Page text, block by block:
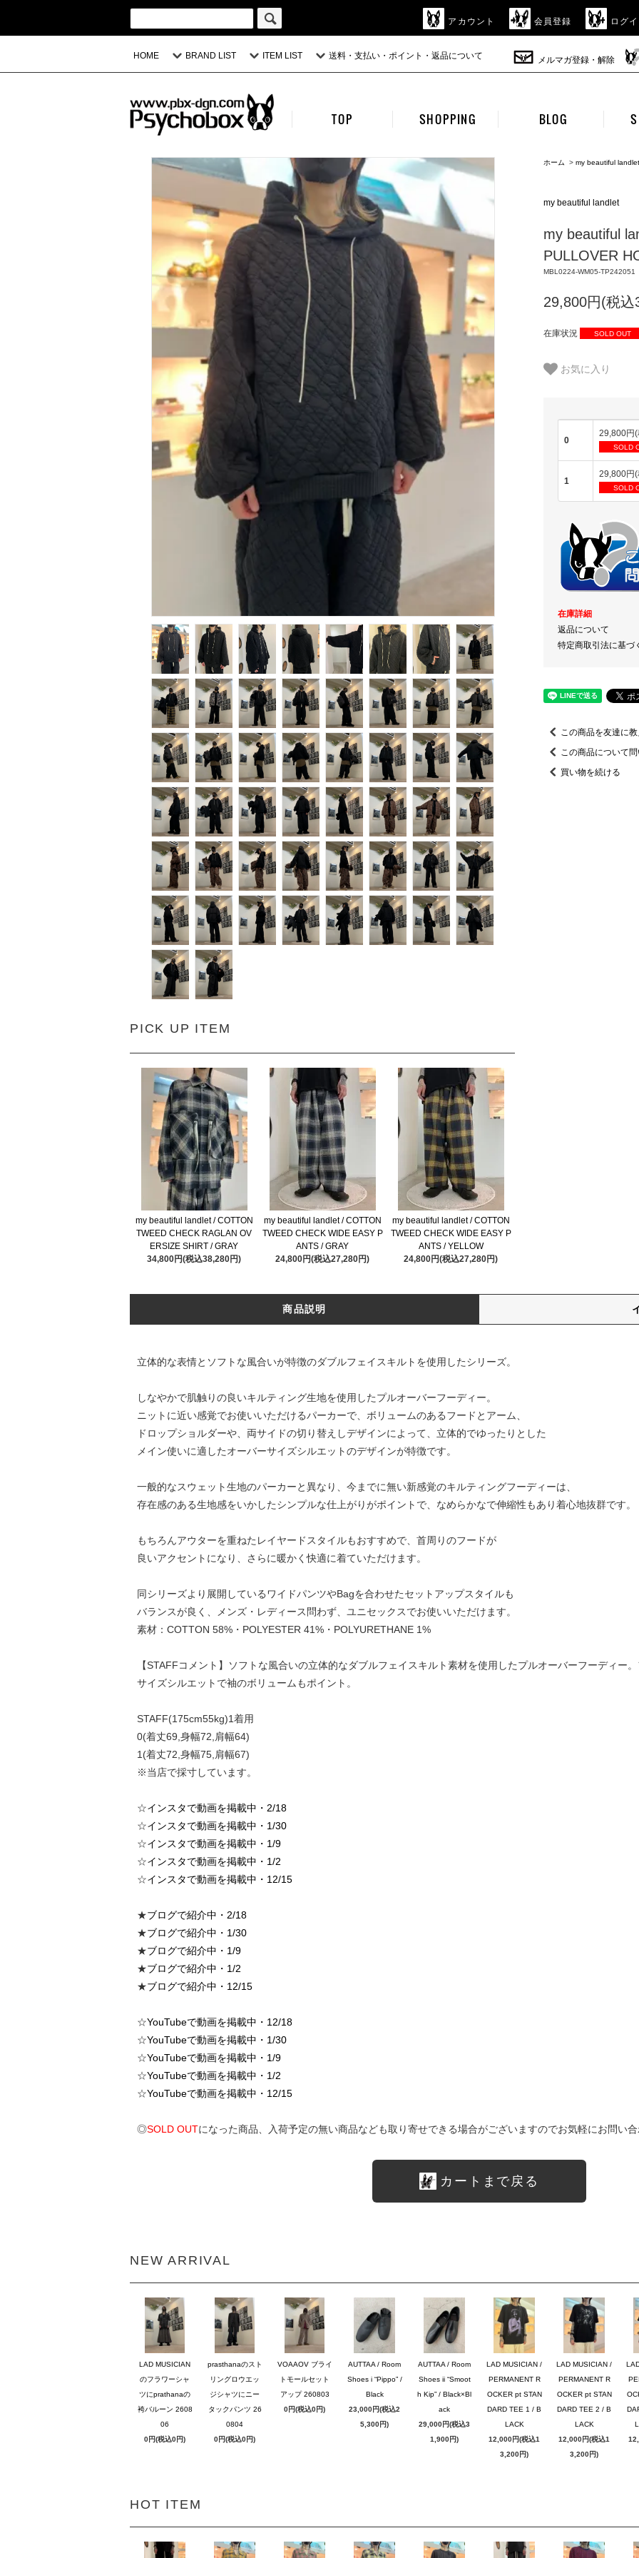
アカウント 会員登録 ログ
HOME BRAND LIST ITEM LIST 送料・支払い・ポイント・返品について メルマガ登録・解除
TOP SHOPPING BLOG
PICK UP ITEM
my beautiful landlet / COTTON
TWEED CHECK RAGLAN OV
ERSIZE SHIRT / GRAY
34,800円(税込38,280円)
my beautiful landlet / COTTON
TWEED CHECK WIDE EASY P
ANTS / GRAY
24,800円(税込27,280円)
my beautiful landlet / COTTON
TWEED CHECK WIDE EASY P
ANTS / YELLOW
24,800円(税込27,280円)
ホーム > my beautiful landlet
my beautiful landlet
my beautiful
PULLOVER
MBL0224-WM05-TP242051
29,800円(税
在庫状況 SOLD OUT
お気に入り
0
29,800円
SOLD
1
29,800円
SOLD
在庫詳細
返品について
特定商取引法に基づ
この商品を友達に
この商品について
買い物を続ける
商品説明
立体的な表情とソフトな風合いが特徴のダブルフェイスキルトを使用したシリーズ。
しなやかで肌触りの良いキルティング生地を使用したプルオーバーフーディー。
ニットに近い感覚でお使いいただけるパーカーで、ボリュームのあるフードとアーム、
ドロップショルダーや、両サイドの切り替えしデザインによって、立体的でゆったりとした
メイン使いに適したオーバーサイズシルエットのデザインが特徴です。
一般的なスウェット生地のパーカーと異なり、今までに無い新感覚のキルティングフーディーは、
存在感のある生地感をいかしたシンプルな仕上がりがポイントで、なめらかなで伸縮性もあり着心地抜群です。
もちろんアウターを重ねたレイヤードスタイルもおすすめで、首周りのフードが
良いアクセントになり、さらに暖かく快適に着ていただけます。
同シリーズより展開しているワイドパンツやBagを合わせたセットアップスタイルも
バランスが良く、メンズ・レディース問わず、ユニセックスでお使いいただけます。
素材：COTTON 58%・POLYESTER 41%・POLYURETHANE 1%
【STAFFコメント】ソフトな風合いの立体的なダブルフェイスキルト素材を使用したプルオーバーフーディー
サイズシルエットで袖のボリュームもポイント。
STAFF(175cm55kg)1着用
0(着丈69,身幅72,肩幅64)
1(着丈72,身幅75,肩幅67)
※当店で採寸しています。
☆インスタで動画を掲載中・2/18
☆インスタで動画を掲載中・1/30
☆インスタで動画を掲載中・1/9
☆インスタで動画を掲載中・1/2
☆インスタで動画を掲載中・12/15
★ブログで紹介中・2/18
★ブログで紹介中・1/30
★ブログで紹介中・1/9
★ブログで紹介中・1/2
★ブログで紹介中・12/15
☆YouTubeで動画を掲載中・12/18
☆YouTubeで動画を掲載中・1/30
☆YouTubeで動画を掲載中・1/9
☆YouTubeで動画を掲載中・1/2
☆YouTubeで動画を掲載中・12/15
◎SOLD OUTになった商品、入荷予定の無い商品なども取り寄せできる場合がございますのでお気軽にお問い
カートまで戻る
NEW ARRIVAL
LAD MUSICIAN
のフラワーシャ
ツにprathanaの
袴バルーン 2608
06
0円(税込0円)
prasthanaのスト
リングロウエッ
ジシャツにニー
タックパンツ 26
0804
0円(税込0円)
VOAAOV ブライ
トモールセット
アップ 260803
0円(税込0円)
AUTTAA / Room
Shoes i “Pippo” /
Black
23,000円(税込2
5,300円)
AUTTAA / Room
Shoes ii “Smoot
h Kip” / Black×Bl
ack
29,000円(税込3
1,900円)
LAD MUSICIAN /
PERMANENT R
OCKER pt STAN
DARD TEE 1 / B
LACK
12,000円(税込1
3,200円)
LAD MUSICIAN /
PERMANENT R
OCKER pt STAN
DARD TEE 2 / B
LACK
12,000円(税込1
3,200円)
HOT ITEM